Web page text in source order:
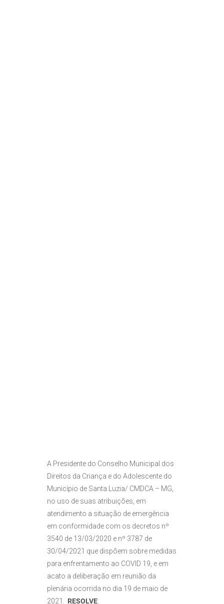
A Presidente do Conselho Municipal dos
Direitos da Criança e do Adolescente do
Município de Santa Luzia/ CMDCA – MG,
no uso de suas atribuições, em
atendimento a situação de emergência
em conformidade com os decretos nº
3540 de 13/03/2020 e nº 3787 de
30/04/2021 que dispõem sobre medidas
para enfrentamento ao COVID 19, e em
acato a deliberação em reunião da
plenária ocorrida no dia 19 de maio de
2021. RESOLVE: